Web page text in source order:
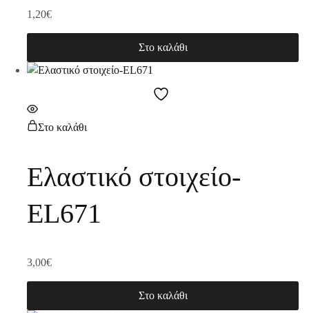
1,20€
Στο καλάθι
Στο καλάθι
Ελαστικό στοιχείο-
EL671
3,00€
Στο καλάθι